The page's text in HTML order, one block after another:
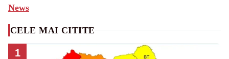
News
CELE MAI CITITE
1